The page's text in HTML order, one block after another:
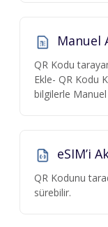
Manuel
QR Kodu
Ekle- QR Kodu
bilgilerle
eSIM’i
QR Kodunu
sürebilir.